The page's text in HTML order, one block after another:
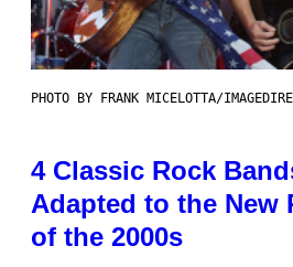
PHOTO BY FRANK MICELOTTA/
4 Classic Rock
Adapted to the New
of the 2000s